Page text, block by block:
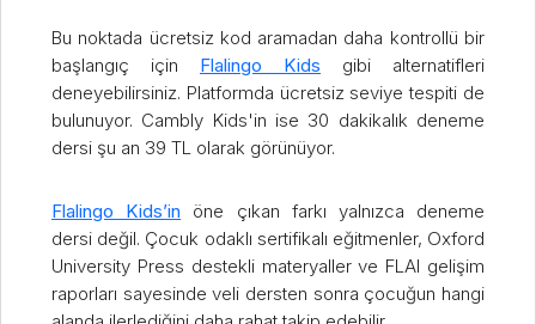
Bu noktada ücretsiz kod aramadan daha kontrollü bir
başlangıç için Flalingo Kids gibi alternatifleri
deneyebilirsiniz. Platformda ücretsiz seviye tespiti de
bulunuyor. Cambly Kids'in ise 30 dakikalık deneme
dersi şu an 39 TL olarak görünüyor.
Flalingo Kids’in öne çıkan farkı yalnızca deneme
dersi değil. Çocuk odaklı sertifikalı eğitmenler, Oxford
University Press destekli materyaller ve FLAI gelişim
raporları sayesinde veli dersten sonra çocuğun hangi